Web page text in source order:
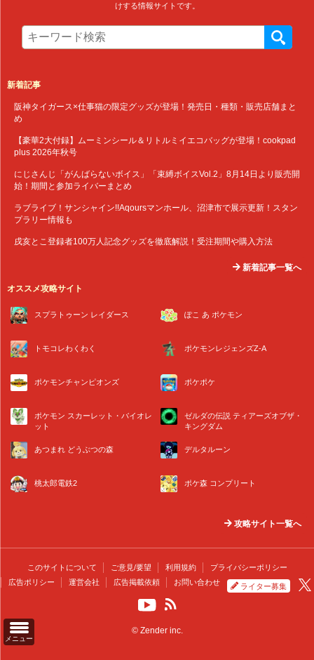
メニュー
けする情報サイトです。
新着記事
阪神タイガース×仕事猫の限定グッズが登場！発売日・種類・販売店舗まと
め
【豪華2大付録】ムーミンシール＆リトルミイエコバッグが登場！cookpad
plus 2026年秋号
にじさんじ「がんばらないボイス」「束縛ボイスVol.2」8月14日より販売開
始！期間と参加ライバーまとめ
ラブライブ！サンシャイン!!Aqoursマンホール、沼津市で展示更新！スタン
プラリー情報も
戌亥とこ登録者100万人記念グッズを徹底解説！受注期間や購入方法
新着記事一覧へ
オススメ攻略サイト
スプラトゥーン レイダース ぽこ あ ポケモン
トモコレわくわく ポケモンレジェンズZ-A
ポケモンチャンピオンズ ポケポケ
ポケモン スカーレット・バイオレ
ット
ゼルダの伝説 ティアーズオブザ・
キングダム
あつまれ どうぶつの森 デルタルーン
桃太郎電鉄2 ポケ森 コンプリート
攻略サイト一覧へ
このサイトについて ご意見/要望 利用規約
プライバシーポリシー
広告ポリシー
運営会社 広告掲載依頼 お問い合わせ ライター募集
© Zender inc.